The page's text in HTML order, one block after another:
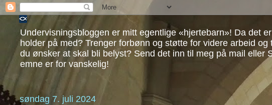
Undervisningsbloggen er mitt egentlige «hjertebarn»! Da det
holder på med? Trenger forbønn og støtte for videre arbeid
du ønsker at skal bli belyst? Send det inn til meg på mail
emne er for vanskelig!
søndag 7. juli 2024